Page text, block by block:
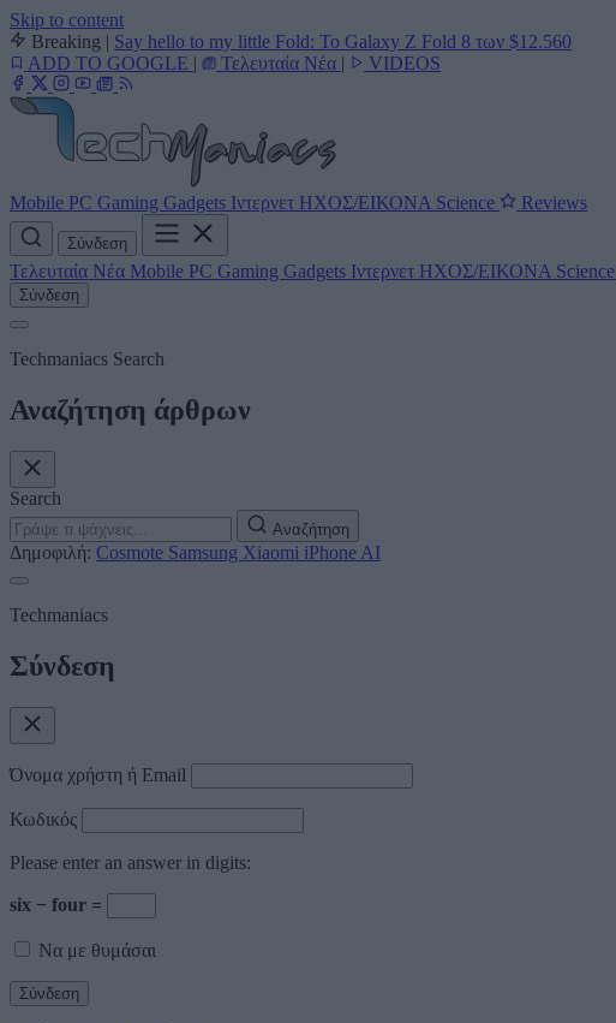
Skip to content
Breaking | Say hello to my little Fold: Το Galaxy Z Fold 8 των $12.560
ADD TO GOOGLE | Τελευταία Νέα | VIDEOS
Mobile PC Gaming Gadgets Ιντερνετ ΗΧΟΣ/ΕΙΚΟΝΑ Science Reviews
Σύνδεση
Τελευταία Νέα Mobile PC Gaming Gadgets Ιντερνετ ΗΧΟΣ/ΕΙΚΟΝΑ Science
Σύνδεση
Techmaniacs Search
Αναζήτηση άρθρων
Search
Αναζήτηση
Δημοφιλή: Cosmote Samsung Xiaomi iPhone AI
Techmaniacs
Σύνδεση
Όνομα χρήστη ή Email
Κωδικός
Please enter an answer in digits:
six − four =
Να με θυμάσαι